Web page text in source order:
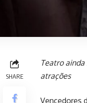
SHARE
Teatro
atrações
Vencedores